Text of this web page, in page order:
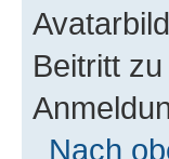
Beitritt
Nach